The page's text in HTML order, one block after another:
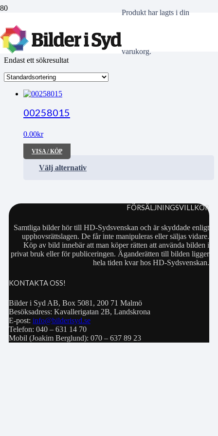
Produkthar lagts i din
varukorg.
kapellmästaren
Endast ett sökresultat
00258015
0.00kr
VISA / KÖP
Välj alternativ
FÖRSÄLJNINGSVILLKOR
Samtliga bilder hör till HD-Sydsvenskan och är skyddade enligt
upphovsrättslagen. De får inte manipuleras eller säljas vidare.
Köp av bild innebär att man köper rätten att använda bilden i
privat bruk eller för publiceringen. Äganderätten till bilden ligger
hela tiden kvar hos HD-Sydsvenskan.
KONTAKTA OSS!
Bilder i Syd AB, Box 5081, 200 71 Malmö
Besöksadress: Kavallerigatan 2B, Landskrona
E-post: info@bilderisyd.se
Telefon: 040 – 631 14 70
Mobil (Joakim Berglund): 070 – 637 89 23